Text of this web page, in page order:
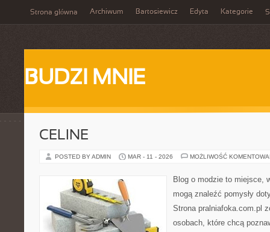
Strona główna Archiwum Bartosiewicz Edyta Kategorie
BUDZI MNIE
CELINE
POSTED BY ADMIN MAR - 11 - 2026 MOŻLIWOŚĆ
Blog o modzie to miejsce,
mogą znaleźć pomysły
Strona pralniafoka.com.pl
osobach, które chcą